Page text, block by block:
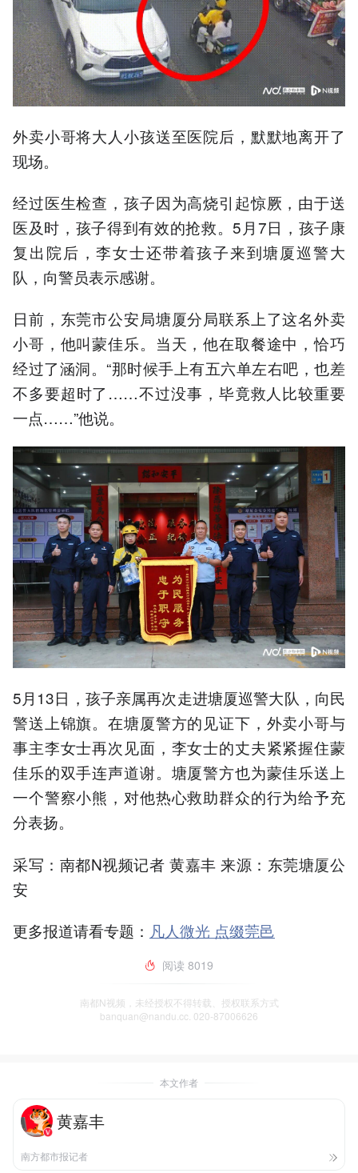
外卖小哥将大人小孩送至医院后，默默地离开了
现场。
经过医生检查，孩子因为高烧引起惊厥，由于送
医及时，孩子得到有效的抢救。5月7日，孩子康
复出院后，李女士还带着孩子来到塘厦巡警大
队，向警员表示感谢。
日前，东莞市公安局塘厦分局联系上了这名外卖
小哥，他叫蒙佳乐。当天，他在取餐途中，恰巧
经过了涵洞。“那时候手上有五六单左右吧，也差
不多要超时了……不过没事，毕竟救人比较重要
一点……”他说。
5月13日，孩子亲属再次走进塘厦巡警大队，向民
警送上锦旗。在塘厦警方的见证下，外卖小哥与
事主李女士再次见面，李女士的丈夫紧紧握住蒙
佳乐的双手连声道谢。塘厦警方也为蒙佳乐送上
一个警察小熊，对他热心救助群众的行为给予充
分表扬。
采写：南都N视频记者 黄嘉丰 来源：东莞塘厦公
安
更多报道请看专题： 凡人微光 点缀莞邑
阅读 8019
南都N视频，未经授权不得转载、授权联系方式
banquan@nandu.cc. 020-87006626
本文作者
黄嘉丰
南方都市报记者